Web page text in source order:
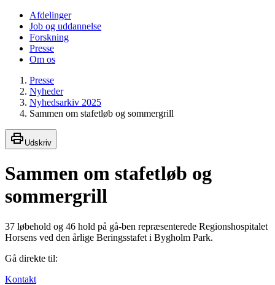
Afdelinger
Job og uddannelse
Forskning
Presse
Om os
Presse
Nyheder
Nyhedsarkiv 2025
Sammen om stafetløb og sommergrill
Udskriv
Sammen om stafetløb og
sommergrill
37 løbehold og 46 hold på gå-ben repræsenterede Regionshospitalet
Horsens ved den årlige Beringsstafet i Bygholm Park.
Gå direkte til:
Kontakt